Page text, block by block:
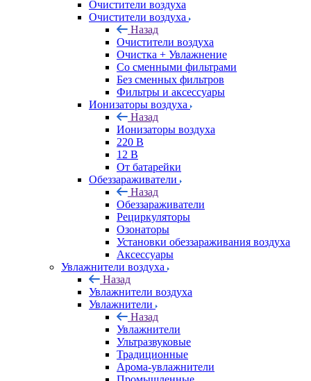
Очистители воздуха
Очистители воздуха
Назад
Очистители воздуха
Очистка + Увлажнение
Cо сменными фильтрами
Без сменных фильтров
Фильтры и аксессуары
Ионизаторы воздуха
Назад
Ионизаторы воздуха
220 В
12 В
От батарейки
Обеззараживатели
Назад
Обеззараживатели
Рециркуляторы
Озонаторы
Установки обеззараживания воздуха
Аксессуары
Увлажнители воздуха
Назад
Увлажнители воздуха
Увлажнители
Назад
Увлажнители
Ультразвуковые
Традиционные
Арома-увлажнители